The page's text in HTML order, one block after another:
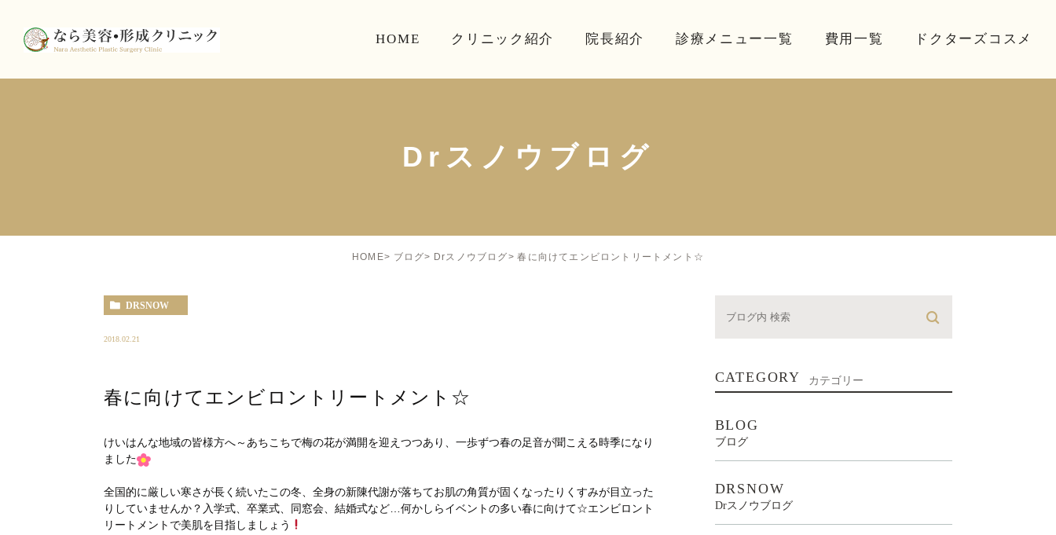
HOME クリニック紹介 院長紹介 診療メニュー一覧 費用一覧 ドクターズコスメ
Drスノウブログ
HOME ブログ Drスノウブログ 春に向けてエンビロントリートメント☆
DRSNOW
2018.02.21
春に向けてエンビロントリートメント☆
けいはんな地域の皆様方へ～あちこちで梅の花が満開を迎えつつあり、一歩ずつ春の足音が聞こえる時季になり
ました
全国的に厳しい寒さが長く続いたこの冬、全身の新陳代謝が落ちてお肌の角質が固くなったりくすみが目立った
りしていませんか？入学式、卒業式、同窓会、結婚式など…何かしらイベントの多い春に向けて☆エンビロント
リートメントで美肌を目指しましょう
CATEGORY カテゴリー
BLOG
ブログ
DRSNOW
Drスノウブログ